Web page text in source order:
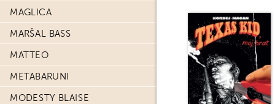
MAGLICA
MARŠAL BASS
MATTEO
METABARUNI
MODESTY BLAISE